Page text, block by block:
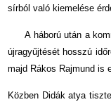
sírból való kiemelése
A háború után a
újragyűjtését hosszú
majd Rákos Rajmund is
Közben Didák atya